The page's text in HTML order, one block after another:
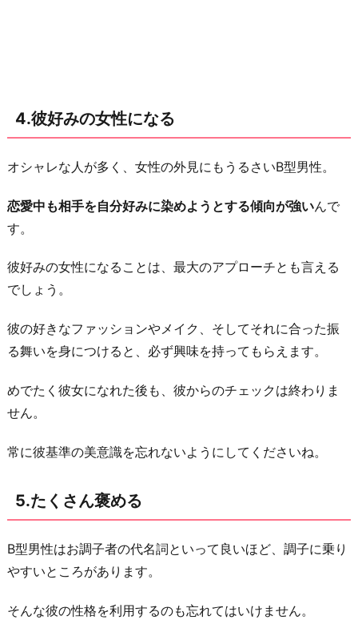
な
一
見
9.
彼
好
き
そ
話
を
常
に
ー
4.彼好みの女性になる
オシャレな人が多く、女性の外見にもうるさいB型男性。
恋愛中も相手を自分好みに染めようとする傾向が強いんで
す。
彼好みの女性になることは、最大のアプローチとも言える
でしょう。
彼の好きなファッションやメイク、そしてそれに合った振
る舞いを身につけると、必ず興味を持ってもらえます。
めでたく彼女になれた後も、彼からのチェックは終わりま
せん。
常に彼基準の美意識を忘れないようにしてくださいね。
5.たくさん褒める
B型男性はお調子者の代名詞といって良いほど、調子に乗り
やすいところがあります。
そんな彼の性格を利用するのも忘れてはいけません。